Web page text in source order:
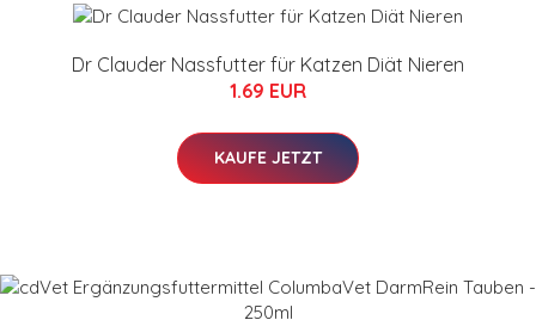
Dr Clauder Nassfutter für Katzen Diät Nieren
1.69 EUR
KAUFE JETZT